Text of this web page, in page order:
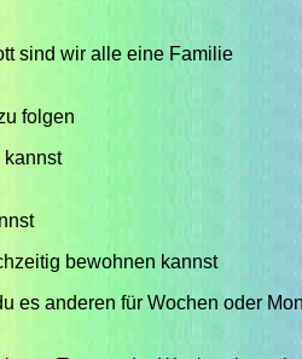
sind wir alle eine Familie
folgen
kannst
bewohnen kannst
es anderen für Wochen oder